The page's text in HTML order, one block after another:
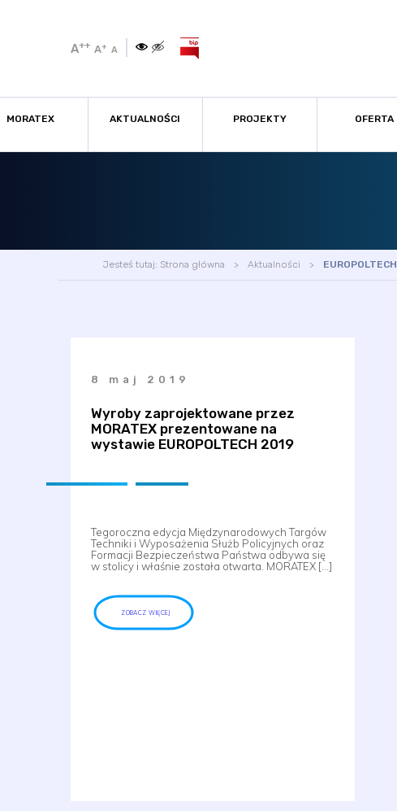
A++ A+ A
MORATEX AKTUALNOŚCI PROJEKTY OFERTA
Jesteś tutaj: Strona główna Aktualności EUROPOLTECH
8 maj 2019
Wyroby zaprojektowane przez
MORATEX prezentowane na
wystawie EUROPOLTECH 2019
Tegoroczna edycja Międzynarodowych Targów
Techniki i Wyposażenia Służb Policyjnych oraz
Formacji Bezpieczeństwa Państwa odbywa się
w stolicy i właśnie została otwarta. MORATEX […]
ZOBACZ WIĘCEJ